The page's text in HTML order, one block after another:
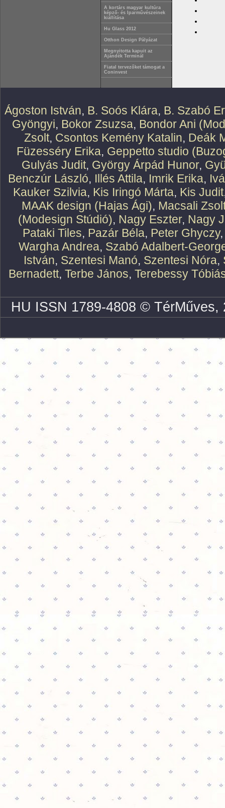
A kortárs magyar kultúra
képző- és Iparművészeinek
kiállítása
Hu Glass 2012
Otthon Design Pályázat
Megnyitotta kapuit az
Ajándék Terminál
Fiatal tervezőket támogat a
Coninvest
Ágoston István, B. Soós Klára, B. Szabó
Gyöngyi, Bokor Zsuzsa, Bondor Ani
Zsolt, Csontos Kemény Katalin, Deák
Füzesséry Erika, Geppetto studio
Gulyás Judit, György Árpád Hunor,
Benczúr László, Illés Attila, Imrik Erika,
Kauker Szilvia, Kis Iringó Márta, Kis Judit
MAAK design (Hajas Ági), Macsali
(Modesign Stúdió), Nagy Eszter, Nagy
Pataki Tiles, Pazár Béla, Peter Ghyczy
Wargha Andrea, Szabó Adalbert-
István, Szentesi Manó, Szentesi Nóra,
Bernadett, Terbe János, Terebessy
HU ISSN 1789-4808 ©